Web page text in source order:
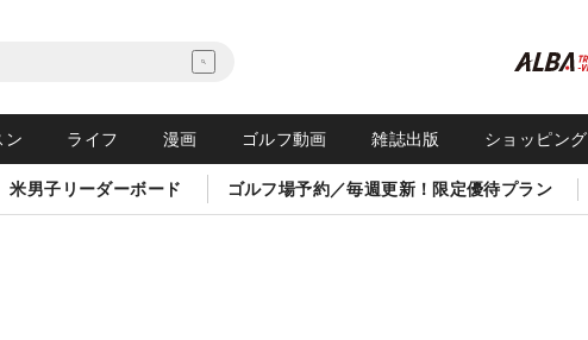
ン ライフ 漫画 ゴルフ動画 雑誌出版 ショッピング
男子リーダーボード ゴルフ場予約／毎週更新！限定優待プラン